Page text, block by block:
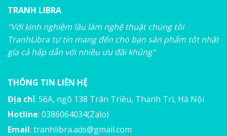
TRANH LIBRA
"Với kinh nghiệm lâu làm nghệ thuật chúng tôi
TranhLibra tự tin mang đến cho bạn sản phẩm tốt nhất
gía cả hấp dẫn với nhiều ưu đãi khủng"
THÔNG TIN LIÊN HỆ
Địa chỉ: 56A, ngõ 138 Trân Triều, Thanh Trì, Hà Nội
Hotline: 0386064034(Zalo)
Email: tranhlibra.ads@gmail.com